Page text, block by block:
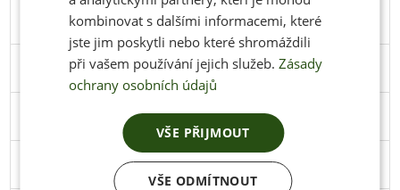
286 106 Stáhnout
291 106 Stáhnout
297 108
305 111
kombinovat s dalšími informacemi, které
jste jim poskytli nebo které shromáždili
při vašem používání jejich služeb. Zásady
ochrany osobních údajů
VŠE PŘIJMOUT
VŠE ODMÍTNOUT